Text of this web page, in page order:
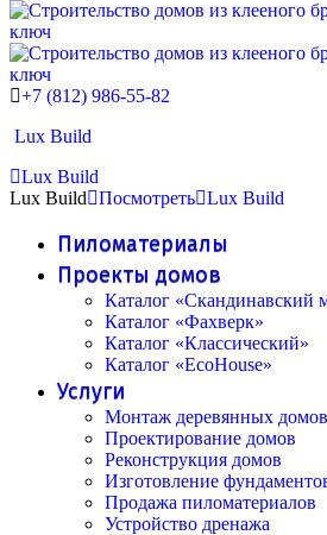
+7 (812) 986-55-82
Lux Build
Lux Build
Lux Build
Посмотреть Lux Build
Пиломатериалы
Проекты домов
Каталог «Скандинавский
Каталог «Фахверк»
Каталог «Классический»
Каталог «EcoHouse»
Услуги
Монтаж деревянных домов
Проектирование домов
Реконструкция домов
Изготовление
Продажа пиломатериалов
Устройство дренажа